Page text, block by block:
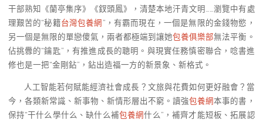
干部熟知《蘭亭集序》《釵頭鳳》，清楚本地汗青文明……瀏覽中有處
理艱苦的“秘籍台灣包養網 ”，有霸而現在，一個是無限的金錢物慾，
另一個是無限的單戀傻氣，兩者都極端到讓她包養俱樂部無法平衡。
佔挑釁的“鑰匙”，有推進成長的聰明。與現實任務慎密聯合，唸書進
修也是一把“金剛鉆”，鉆出造福一方的新景象、新格式。
人工智能若何賦能經濟社會成長？文旅與花費如何更好融會？當
今，各類新常識、新事物、新情形層出不窮。讀強包養網本事的書，
保持“干什么學什么、缺什么補包養網什么”，補齊才能短板、拓展認